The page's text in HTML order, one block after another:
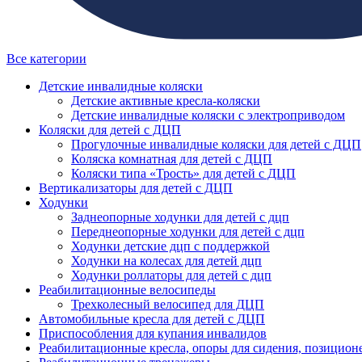
Все категории
Детские инвалидные коляски
Детские активные кресла-коляски
Детские инвалидные коляски с электроприводом
Коляски для детей с ДЦП
Прогулочные инвалидные коляски для детей с ДЦП
Коляска комнатная для детей с ДЦП
Коляски типа «Трость» для детей с ДЦП
Вертикализаторы для детей с ДЦП
Ходунки
Заднеопорные ходунки для детей с дцп
Переднеопорные ходунки для детей с дцп
Ходунки детские дцп с поддержкой
Ходунки на колесах для детей дцп
Ходунки роллаторы для детей с дцп
Реабилитационные велосипеды
Трехколесный велосипед для ДЦП
Автомобильные кресла для детей с ДЦП
Приспособления для купания инвалидов
Реабилитационные кресла, опоры для сидения,